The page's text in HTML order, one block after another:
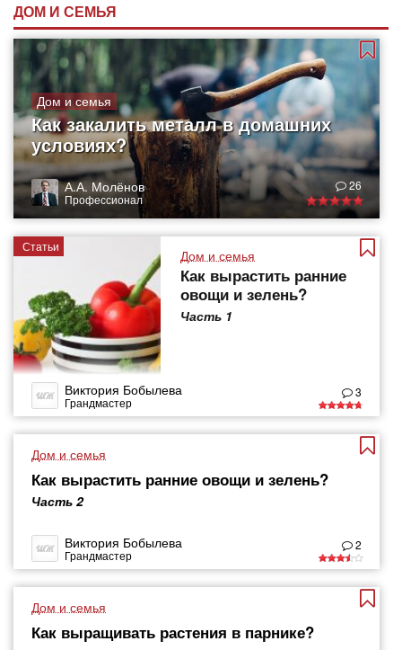
ДОМ И СЕМЬЯ
Дом и семья
Как закалить металл в домашних
условиях?
А.А. Молёнов
Профессионал
26
Статьи
Дом и семья
Как вырастить ранние
овощи и зелень?
Часть 1
Виктория Бобылева
Грандмастер
3
Дом и семья
Как вырастить ранние овощи и зелень?
Часть 2
Виктория Бобылева
Грандмастер
2
Дом и семья
Как выращивать растения в парнике?